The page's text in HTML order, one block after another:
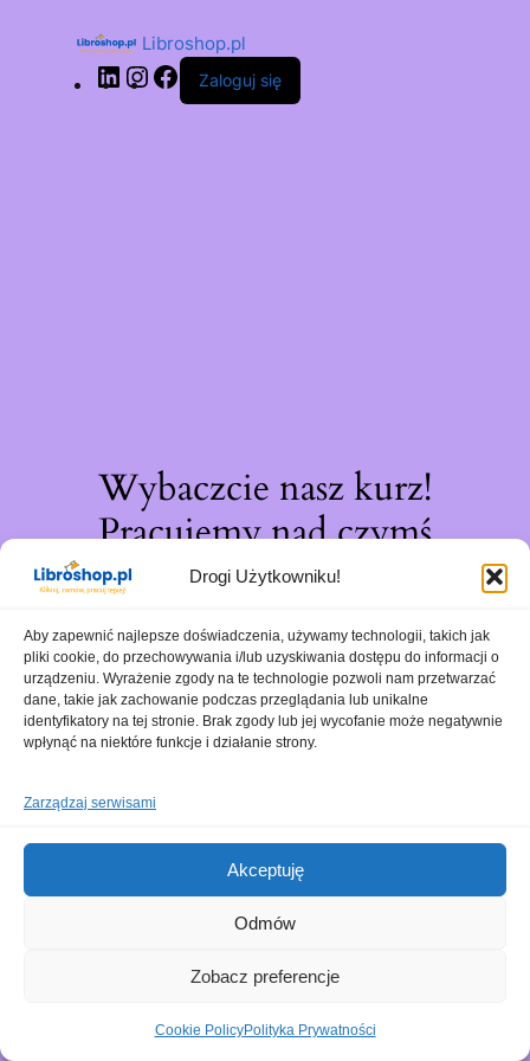
Drogi Użytkowniku!
Aby zapewnić najlepsze doświadczenia, używamy technologii, takich jak
pliki cookie, do przechowywania i/lub uzyskiwania dostępu do informacji o
urządzeniu. Wyrażenie zgody na te technologie pozwoli nam przetwarzać
dane, takie jak zachowanie podczas przeglądania lub unikalne
identyfikatory na tej stronie. Brak zgody lub jej wycofanie może negatywnie
wpłynąć na niektóre funkcje i działanie strony.
Zarządzaj serwisami
Akceptuję
Odmów
Zobacz preferencje
Cookie PolicyPolityka Prywatności
Libroshop.pl
Zaloguj się
Wybaczcie nasz kurz!
Pracujemy nad czymś
niesamowitym – sprawdź
wkrótce!